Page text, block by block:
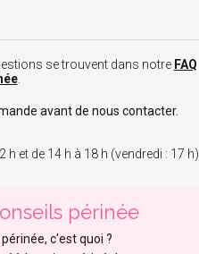
se trouvent dans notre FAQ
.
avant de nous contacter.
h et de 14 h à 18 h (vendredi : 17 h)
périnée
périnée, c'est quoi ?